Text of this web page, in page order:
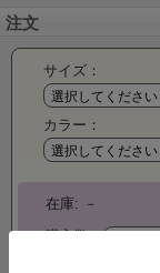
●このシルク商品はご家
●ぬるま湯か水で手洗い
●必ず中性洗剤をお使
●干す時は直射日光を
るときは5秒位にして
●アイロンをかける場
●染めの性質上多少色
【素 材】
注文
サイズ：
カラー：
在庫: －
購入数：